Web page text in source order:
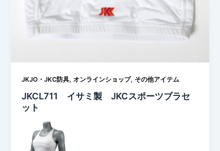
JKJO・JKC防具,オンラインショップ, その他アイテム
JKCL711 イサミ製 JKCスポーツブラセ
ット